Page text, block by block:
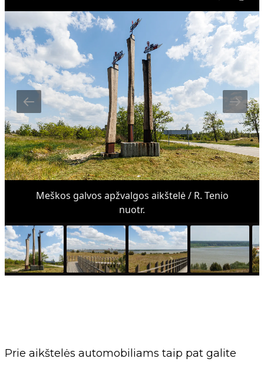
Meškos galvos apžvalgos aikštelė / R. Tenio
nuotr.
Prie aikštelės automobiliams taip pat galite